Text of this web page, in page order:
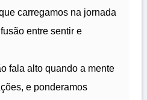
carregamos na jornada
entre sentir e
fala alto quando a mente
e ponderamos